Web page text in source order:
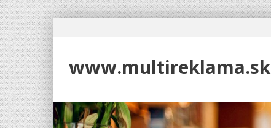
www.multireklama.sk